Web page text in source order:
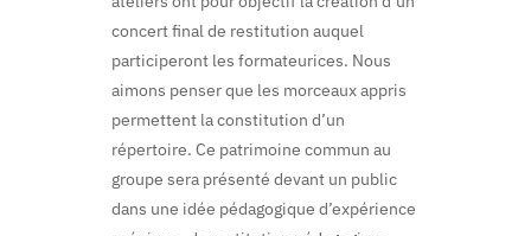
concert final de restitution auquel
participeront les formateurices. Nous
aimons penser que les morceaux appris
permettent la constitution d’un
répertoire. Ce patrimoine commun au
groupe sera présenté devant un public
dans une idée pédagogique d’expérience